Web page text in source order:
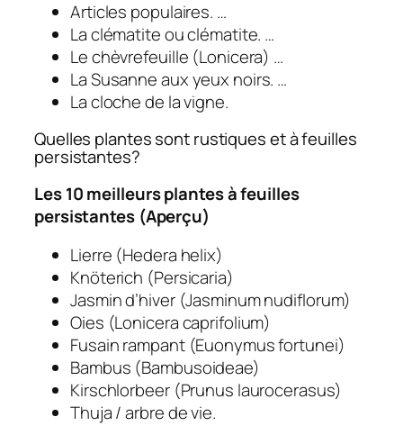
Articles populaires. …
La clématite ou clématite. …
Le chèvrefeuille (Lonicera) …
La Susanne aux yeux noirs. …
La cloche de la vigne.
Quelles plantes sont rustiques et à feuilles
persistantes?
Les 10 meilleursplantes à feuilles
persistantes(Aperçu)
Lierre (Hedera helix)
Knöterich (Persicaria)
Jasmin d’hiver (Jasminum nudiflorum)
Oies (Lonicera caprifolium)
Fusain rampant (Euonymus fortunei)
Bambus (Bambusoideae)
Kirschlorbeer (Prunus laurocerasus)
Thuja / arbre de vie.